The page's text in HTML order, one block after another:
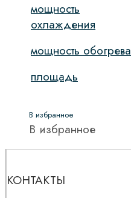
мощность
охлаждения
мощность обогрева
площадь
В избранное
В избранное
КОНТАКТЫ